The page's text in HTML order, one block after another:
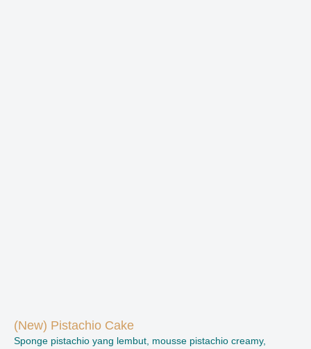
(New) Pistachio Cake
Sponge pistachio yang lembut, mousse pistachio creamy,